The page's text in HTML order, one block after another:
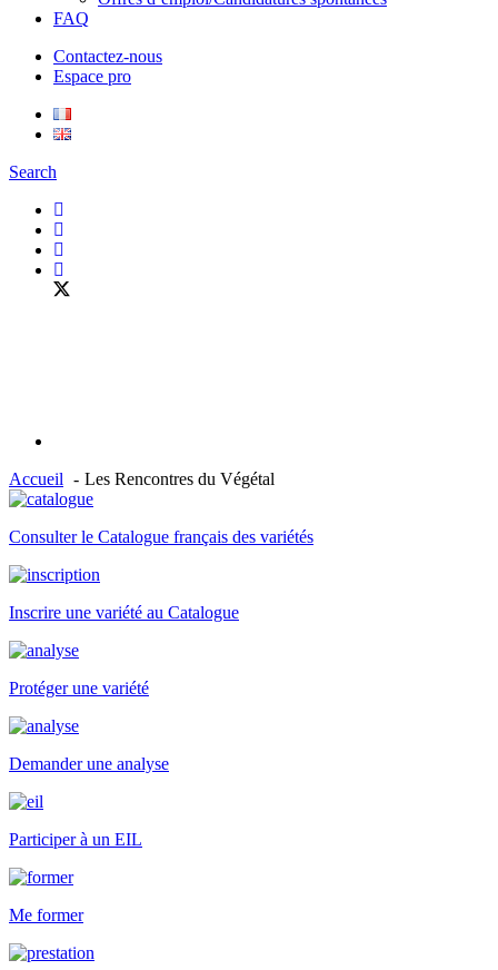
FAQ
Contactez-nous
Espace pro
Search
Accueil Les Rencontres du Végétal
Consulter le Catalogue français des variétés
Inscrire une variété au Catalogue
Protéger une variété
Demander une analyse
Participer à un EIL
Me former